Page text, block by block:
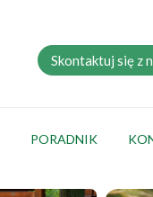
Skontaktuj się z
PORADNIK